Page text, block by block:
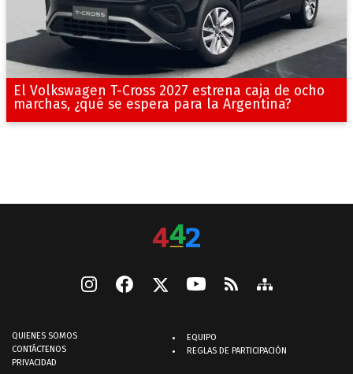
El Volkswagen T-Cross 2027 estrena caja de ocho
marchas, ¿qué se espera para la Argentina?
QUIENES SOMOS
CONTÁCTENOS
PRIVACIDAD
EQUIPO
REGLAS DE PARTICIPACIÓN